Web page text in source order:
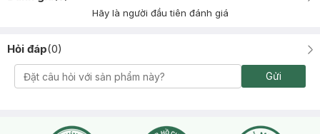
Hãy là người đầu tiên đánh giá
Hỏi đáp(0)
Gửi